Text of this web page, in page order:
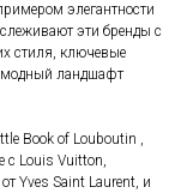
элегантности
эти бренды с
стиля, ключевые
модный ландшафт
Book of Louboutin ,
с Louis Vuitton,
Yves Saint Laurent, и